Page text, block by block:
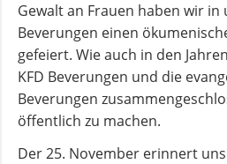
Gewalt an Frauen haben wir in
Beverungen einen
gefeiert. Wie auch in den
KFD Beverungen und die
Beverungen
öffentlich zu machen.
Der 25. November erinnert